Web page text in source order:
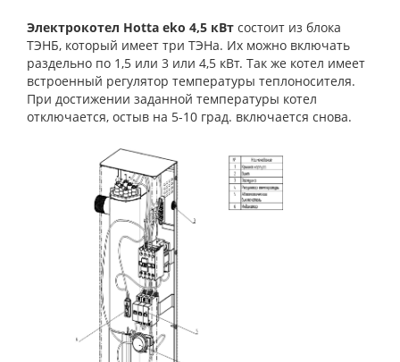
Электрокотел Hotta eko 4,5 кВт состоит из блока
ТЭНБ, который имеет три ТЭНа. Их можно включать
раздельно по 1,5 или 3 или 4,5 кВт. Так же котел имеет
встроенный регулятор температуры теплоносителя.
При достижении заданной температуры котел
отключается, остыв на 5-10 град. включается снова.